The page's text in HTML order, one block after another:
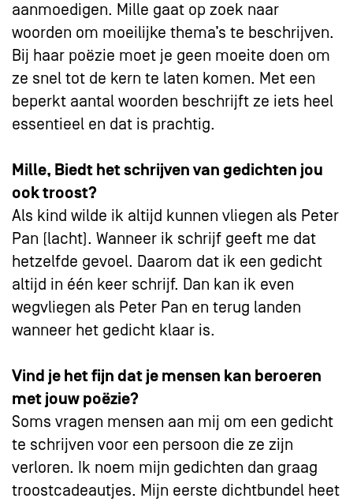
aanmoedigen. Mille gaat op zoek naar
woorden om moeilijke thema’s te beschrijven.
Bij haar poëzie moet je geen moeite doen om
ze snel tot de kern te laten komen. Met een
beperkt aantal woorden beschrijft ze iets heel
essentieel en dat is prachtig.
Mille, Biedt het schrijven van gedichten jou
ook troost?
Als kind wilde ik altijd kunnen vliegen als Peter
Pan (lacht). Wanneer ik schrijf geeft me dat
hetzelfde gevoel. Daarom dat ik een gedicht
altijd in één keer schrijf. Dan kan ik even
wegvliegen als Peter Pan en terug landen
wanneer het gedicht klaar is.
Vind je het fijn dat je mensen kan beroeren
met jouw poëzie?
Soms vragen mensen aan mij om een gedicht
te schrijven voor een persoon die ze zijn
verloren. Ik noem mijn gedichten dan graag
troostcadeautjes. Mijn eerste dichtbundel heet